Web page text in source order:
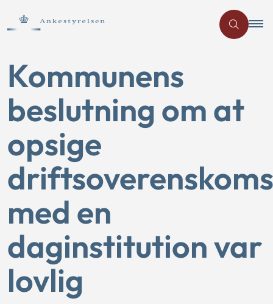
Kommunens
beslutning om at
opsige
med en
daginstitution var
lovlig